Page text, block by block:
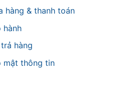
hàng & thanh toán
hành
hàng
mật thông tin